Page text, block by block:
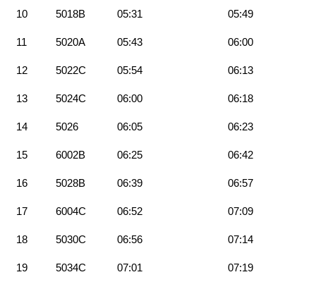
10 5018B 05:31 05:49
11 5020A 05:43 06:00
12 5022C 05:54 06:13
13 5024C 06:00 06:18
14 5026 06:05 06:23
15 6002B 06:25 06:42
16 5028B 06:39 06:57
17 6004C 06:52 07:09
18 5030C 06:56 07:14
19 5034C 07:01 07:19